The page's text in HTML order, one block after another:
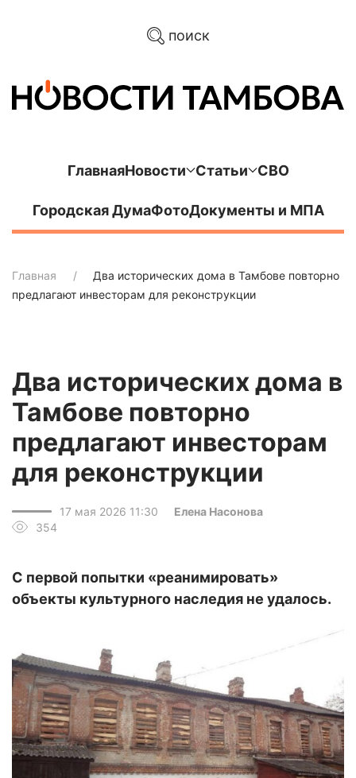
поиск
ГлавнаяНовости Статьи СВО
Городская ДумаФотоДокументы и МПА
Главная
Два исторических дома в Тамбове повторно
предлагают инвесторам для реконструкции
Два исторических дома в
Тамбове повторно
предлагают инвесторам
для реконструкции
17 мая 2026 11:30
Елена Насонова
354
С первой попытки «реанимировать»
объекты культурного наследия не удалось.